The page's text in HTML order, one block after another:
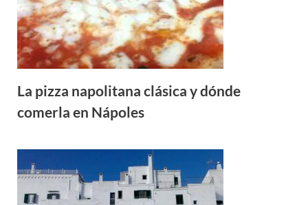
La pizza napolitana clásica y dónde
comerla en Nápoles